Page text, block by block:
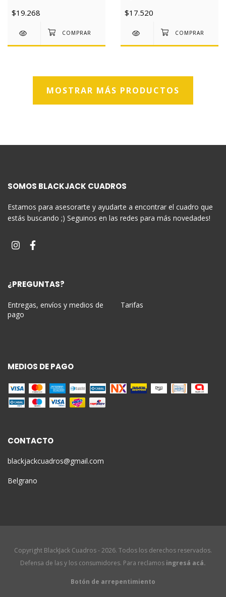
$19.268 $17.520
MOSTRAR MÁS PRODUCTOS
SOMOS BLACKJACK CUADROS
Estamos para asesorarte y ayudarte a encontrar el cuadro que
estás buscando ;) Seguinos en las redes para más novedades!
¿PREGUNTAS?
Entregas, envíos y medios de
pago
Tarifas
MEDIOS DE PAGO
CONTACTO
blackjackcuadros@gmail.com
Belgrano
Copyright BlackJack Cuadros - 2026. Todos los derechos reservados.
Defensa de las y los consumidores. Para reclamos ingresá acá.
Botón de arrepentimiento